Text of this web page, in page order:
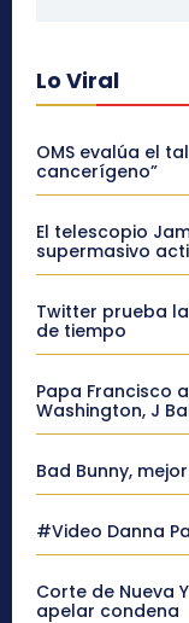
Lo Viral
OMS evalúa el
cancerígeno”
El telescopio
supermasivo
Twitter prueba
de tiempo
Papa Francisco
Washington, J
Bad Bunny,
#Video Danna
Corte de Nueva
apelar condena